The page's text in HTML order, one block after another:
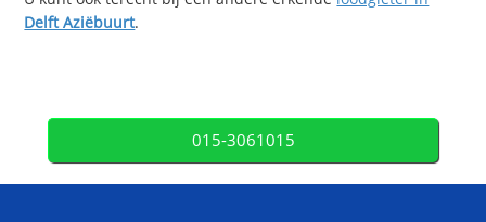
Delft Aziëbuurt.
015-3061015